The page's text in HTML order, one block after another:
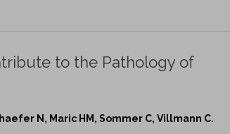
to the Pathology of
N, Maric HM, Sommer C, Villmann C.